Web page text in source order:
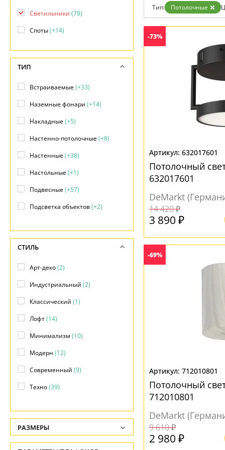
Отзывы
Дизайнерам
Контакты
Тип: Потолочные
-73%
632017601
Потолочный
632017601
DeMarkt
14 420 ₽
3 890 ₽
-69%
712010801
Потолочный
712010801
DeMarkt
9 610 ₽
2 980 ₽
Светильники (78)
Споты(+14)
ТИП
Встраиваемые(+33)
Наземные фонари (+14)
Накладные(+5)
Настенно-потолочные(+8)
Настенные(+38)
Настольные(+1)
Подвесные(+57)
Подсветка объектов(+2)
Фасадные(+7)
СТИЛЬ
Арт-деко(2)
Индустриальный (2)
Классический (1)
Лофт(14)
Минимализм (10)
Модерн (12)
Современный (9)
Техно(39)
Яркое и цветное(1)
РАЗМЕРЫ
Высота, см